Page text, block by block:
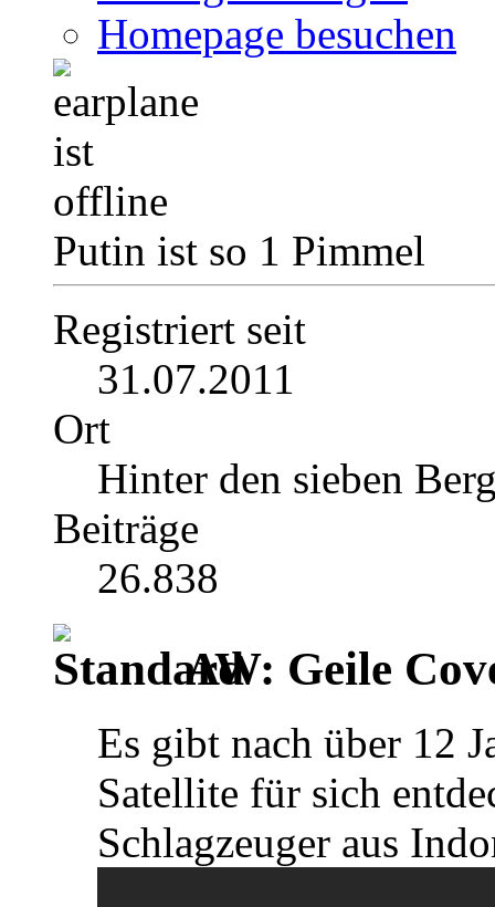
Homepage besuchen
Putin ist so 1 Pimmel
Registriert seit
31.07.2011
Ort
Hinter den sieben
Beiträge
26.838
AW: Geile
Es gibt nach über 12
Satellite für sich
Schlagzeuger aus